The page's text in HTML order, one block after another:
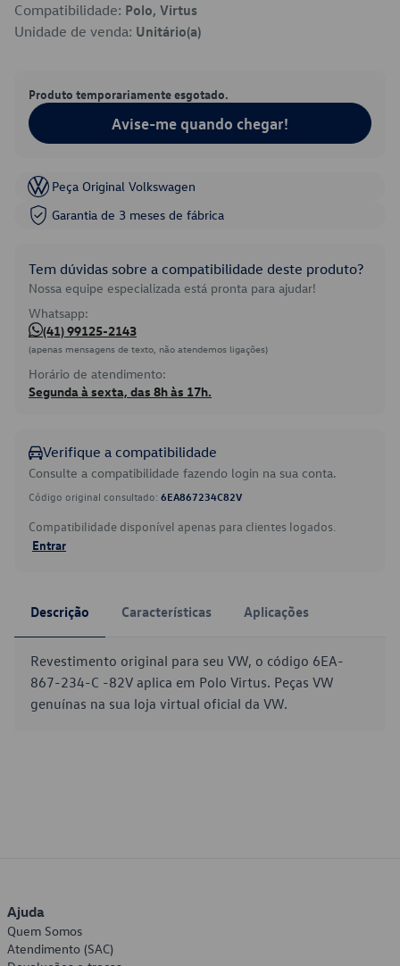
Compatibilidade: Polo, Virtus
Unidade de venda: Unitário(a)
Produto temporariamente esgotado.
Avise-me quando chegar!
Peça Original Volkswagen
Garantia de 3 meses de fábrica
Tem dúvidas sobre a compatibilidade deste produto?
Nossa equipe especializada está pronta para ajudar!
Whatsapp:
(41) 99125-2143
(apenas mensagens de texto, não atendemos ligações)
Horário de atendimento:
Segunda à sexta, das 8h às 17h.
Verifique a compatibilidade
Consulte a compatibilidade fazendo login na sua conta.
Código original consultado: 6EA867234C82V
Compatibilidade disponível apenas para clientes logados.
Entrar
Descrição Características Aplicações
Revestimento original para seu VW, o código 6EA-
867-234-C -82V aplica em Polo Virtus. Peças VW
genuínas na sua loja virtual oficial da VW.
Ajuda
Quem Somos
Atendimento (SAC)